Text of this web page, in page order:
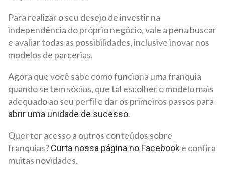
Para realizar o seu desejo de investir na
independência do próprio negócio, vale a pena buscar
e avaliar todas as possibilidades, inclusive inovar nos
modelos de parcerias.
Agora que você sabe como funciona uma franquia
quando se tem sócios, que tal escolher o modelo mais
adequado ao seu perfil e dar os primeiros passos para
abrir uma unidade de sucesso.
Quer ter acesso a outros conteúdos sobre
franquias?Curta nossa página no Facebook e confira
muitas novidades.